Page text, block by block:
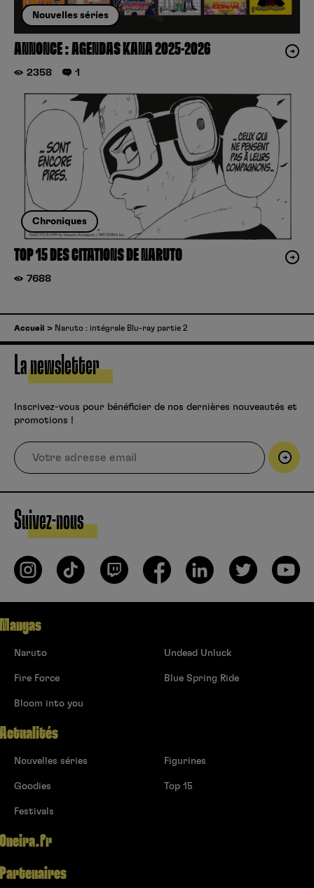
Nouvelles séries
ANNONCE : AGENDAS KANA 2025-2026
2358 1
Chroniques
TOP 15 DES CITATIONS DE NARUTO
7688
Accueil Naruto : intégrale Blu-ray partie 2
La newsletter
Inscrivez-vous pour bénéficier de nos dernières nouveautés et
promotions !
Suivez-nous
Mangas
Naruto
Fire Force
Bloom into you
Undead Unluck
Blue Spring Ride
Actualités
Nouvelles séries
Goodies
Festivals
Figurines
Top 15
Oneira.fr
Partenaires